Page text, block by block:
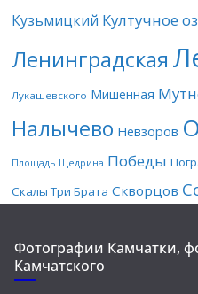
Кузьмицкий Култучное
Ленинградская
Лукашевского Мишенная
Налычево Невзоров
Площадь Щедрина Победы
Скалы Три Брата Скворцов
Фотографии Камчатки,
Камчатского